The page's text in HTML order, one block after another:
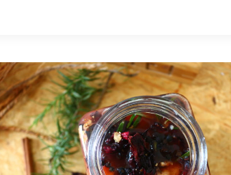
IDÉES
D’UTILISATIONS